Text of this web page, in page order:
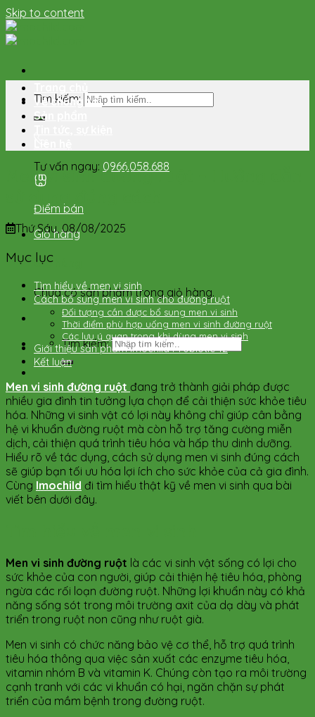
Skip to content
Tìm kiếm:
Tư vấn ngay: 0966.058.688
Điểm bán
Giỏ hàng
Giỏ hàng
Chưa có sản phẩm trong giỏ hàng.
Tìm kiếm:
Về chúng tôi
Sản phẩm
Men vi sinh đường ruột – Hướng dẫn
Thứ Sáu, 08/08/2025
Mục lục
Tìm hiểu về men vi sinh
Cách bổ sung men vi sinh cho đường ruột
Đối tượng cần được bổ sung men vi sinh
Thời điểm phù hợp uống men vi sinh đường ruột
Các lưu ý quan trọng khi dùng men vi sinh
Giới thiệu sản phẩm Imochild Probiotic 12
Kết luận
Men vi sinh đường ruột đang trở thành giải pháp được
nhiều gia đình tin tưởng lựa chọn để cải thiện sức khỏe tiêu
hóa. Những vi sinh vật có lợi này không chỉ giúp cân bằng
hệ vi khuẩn đường ruột mà còn hỗ trợ tăng cường miễn
dịch, cải thiện quá trình tiêu hóa và hấp thu dinh dưỡng.
Hiểu rõ về tác dụng, cách sử dụng men vi sinh đúng cách
sẽ giúp bạn tối ưu hóa lợi ích cho sức khỏe của cả gia đình.
Cùng Imochild đi tìm hiểu thật kỹ về men vi sinh qua bài
viết bên dưới đây.
Men vi sinh đường ruột là các vi sinh vật sống có lợi cho
sức khỏe của con người, giúp cải thiện hệ tiêu hóa, phòng
ngừa các rối loạn đường ruột. Những lợi khuẩn này có khả
năng sống sót trong môi trường axit của dạ dày và phát
triển trong ruột non cũng như ruột già.
Men vi sinh có chức năng bảo vệ cơ thể, hỗ trợ quá trình
tiêu hóa thông qua việc sản xuất các enzyme tiêu hóa,
vitamin nhóm B và vitamin K. Chúng còn tạo ra môi trường
cạnh tranh với các vi khuẩn có hại, ngăn chặn sự phát
triển của mầm bệnh trong đường ruột.